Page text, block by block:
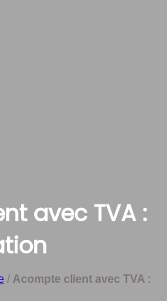
avec TVA :
/ Acompte client avec TVA :